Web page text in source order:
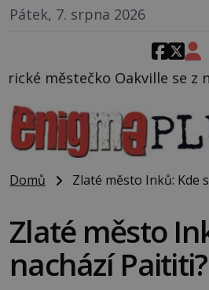
Pátek, 7. srpna 2026
se z nebe snáší podivná
Domů Zlaté město Inků: Kde
Zlaté město
nachází Paititi?